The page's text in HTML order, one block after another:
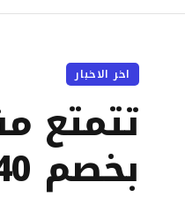
اخر الاخبار
بخصم 40% في الوقت المناسب ليوم Prime Day